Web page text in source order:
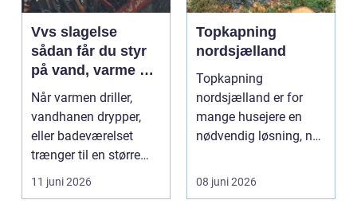
Vvs slagelse
sådan får du styr
på vand, varme og
energi i din bolig
Når varmen driller,
vandhanen drypper,
eller badeværelset
trænger til en større
renovering, er en dy...
11 juni 2026
Topkapning
nordsjælland
Topkapning
nordsjælland er for
mange husejere en
nødvendig løsning, når
mørke, ut...
08 juni 2026